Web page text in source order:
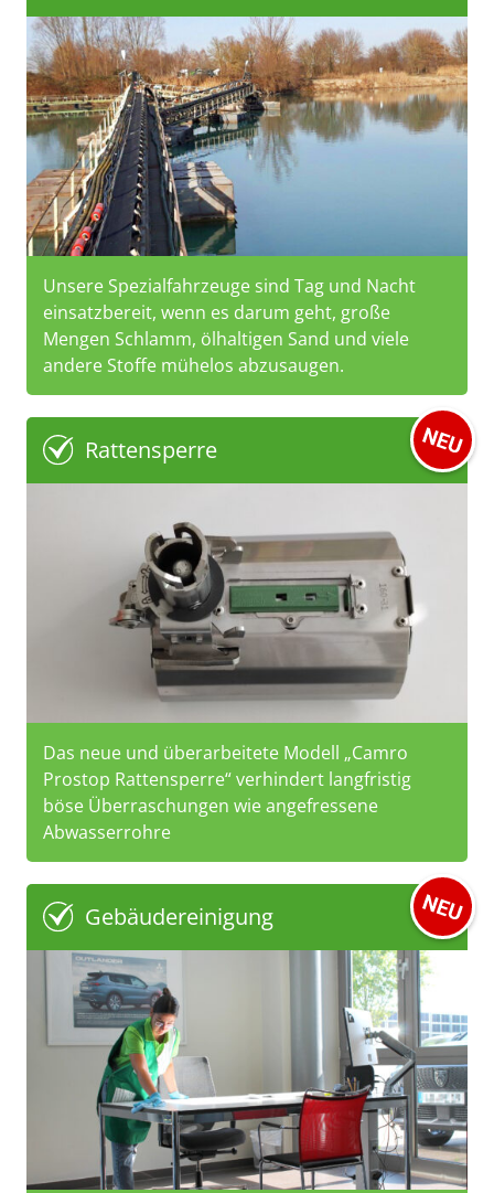
Unsere Spezialfahrzeuge sind Tag und Nacht
einsatzbereit, wenn es darum geht, große
Mengen Schlamm, ölhaltigen Sand und viele
andere Stoffe mühelos abzusaugen.
Rattensperre
Das neue und überarbeitete Modell „Camro
Prostop Rattensperre“ verhindert langfristig
böse Überraschungen wie angefressene
Abwasserrohre
Gebäudereinigung